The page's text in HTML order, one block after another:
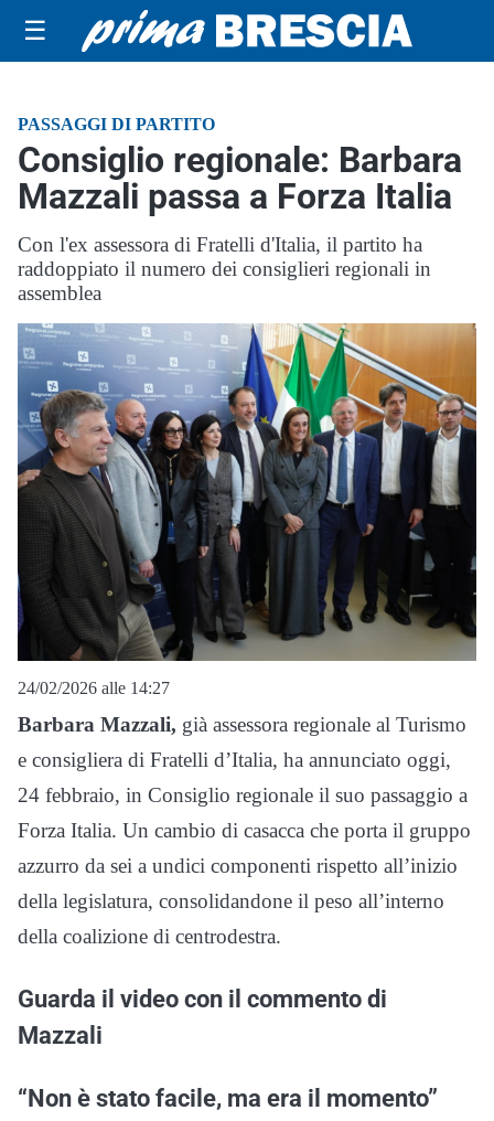
☰
PASSAGGI DI PARTITO
Consiglio regionale: Barbara
Mazzali passa a Forza Italia
Con l'ex assessora di Fratelli d'Italia, il partito ha
raddoppiato il numero dei consiglieri regionali in
assemblea
24/02/2026 alle 14:27
Barbara Mazzali, già assessora regionale al Turismo
e consigliera di Fratelli d’Italia, ha annunciato oggi,
24 febbraio, in Consiglio regionale il suo passaggio a
Forza Italia. Un cambio di casacca che porta il gruppo
azzurro da sei a undici componenti rispetto all’inizio
della legislatura, consolidandone il peso all’interno
della coalizione di centrodestra.
Guarda il video con il commento di
Mazzali
“Non è stato facile, ma era il momento”